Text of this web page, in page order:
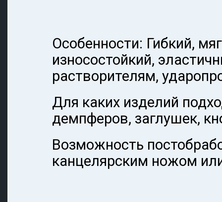
Особенности: Гибкий,
износостойкий,
растворителям,
Для каких изделий
демпферов, заглушек,
Возможность
канцелярским ножом